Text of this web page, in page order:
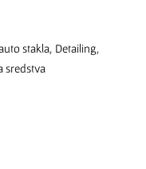
stakla, Detailing,
sredstva